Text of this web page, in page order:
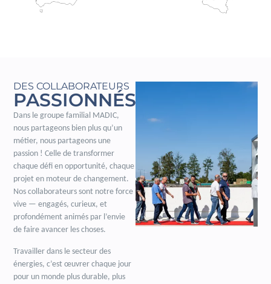
DES COLLABORATEURS
PASSIONNÉS
Dans le groupe familial MADIC,
nous partageons bien plus qu’un
métier, nous partageons une
passion ! Celle de transformer
chaque défi en opportunité, chaque
projet en moteur de changement.
Nos collaborateurs sont notre force
vive — engagés, curieux, et
profondément animés par l’envie
de faire avancer les choses.
Travailler dans le secteur des
énergies, c’est œuvrer chaque jour
pour un monde plus durable, plus